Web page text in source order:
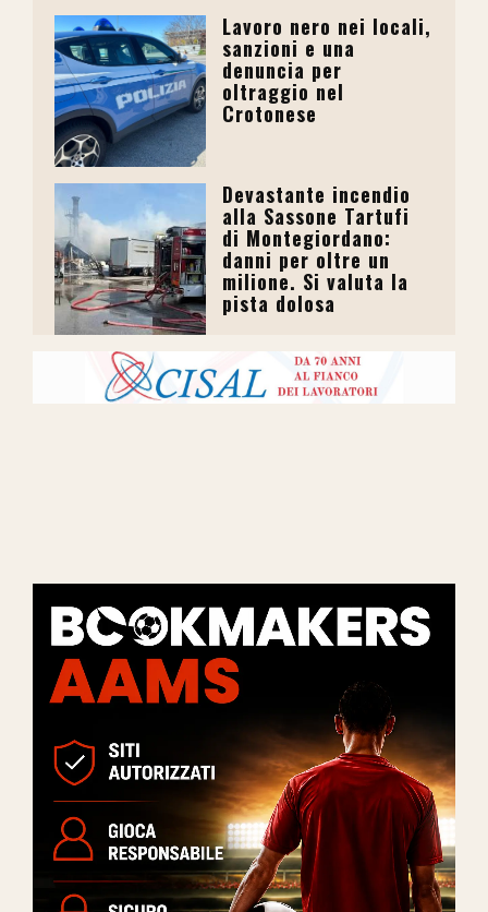
Lavoro nero nei locali,
sanzioni e una
denuncia per
oltraggio nel
Crotonese
Devastante incendio
alla Sassone Tartufi
di Montegiordano:
danni per oltre un
milione. Si valuta la
pista dolosa